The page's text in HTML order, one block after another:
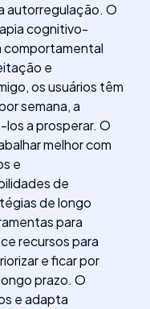
autorregulação. O
cognitivo-
comportamental
e
os usuários têm
semana, a
a prosperar. O
melhor com
e
de
de longo
para
recursos para
e ficar por
prazo. O
e adapta